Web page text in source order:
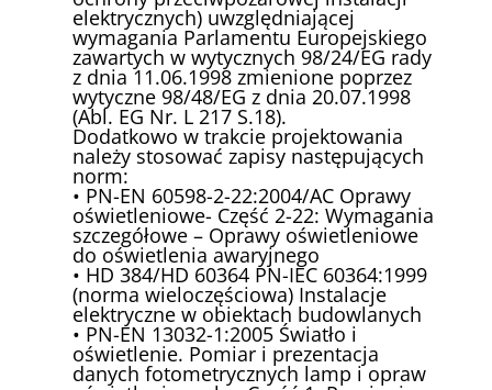
elektrycznych) uwzględniającej
wymagania Parlamentu Europejskiego
zawartych w wytycznych 98/24/EG rady
z dnia 11.06.1998 zmienione poprzez
wytyczne 98/48/EG z dnia 20.07.1998
(Abl. EG Nr. L 217 S.18).
Dodatkowo w trakcie projektowania
należy stosować zapisy następujących
norm:
• PN-EN 60598-2-22:2004/AC Oprawy
oświetleniowe- Część 2-22: Wymagania
szczegółowe – Oprawy oświetleniowe
do oświetlenia awaryjnego
• HD 384/HD 60364 PN-IEC 60364:1999
(norma wieloczęściowa) Instalacje
elektryczne w obiektach budowlanych
• PN-EN 13032-1:2005 Światło i
oświetlenie. Pomiar i prezentacja
danych fotometrycznych lamp i opraw